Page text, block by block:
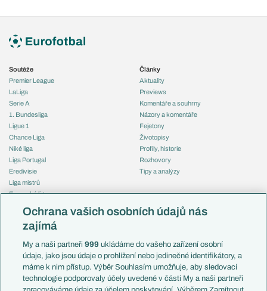
Soutěže
Premier League
LaLiga
Serie A
1. Bundesliga
Ligue 1
Chance Liga
Niké liga
Liga Portugal
Eredivisie
Liga mistrů
Evropská liga
Mistrovství světa
Liga národů
Témata
Představení týmů MS
EuroSkauting
PL v kostce
Články
Aktuality
Previews
Komentáře a souhrny
Názory a komentáře
Fejetony
Životopisy
Profily, historie
Rozhovory
Tipy a analýzy
Česko
Francie
Itálie
Německo
Španělsko
Argentina
Ochrana vašich osobních údajů nás
zajímá
My a naši partneři999 ukládáme do vašeho zařízení osobní
údaje, jako jsou údaje o prohlížení nebo jedinečné identifikátory, a
máme k nim přístup. Výběr Souhlasím umožňuje, aby sledovací
technologie podporovaly účely uvedené v části My a naši partneři